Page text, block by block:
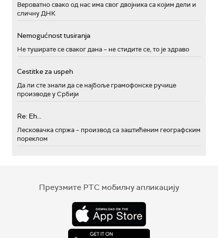
Вероватно свако од нас има свог двојника са којим дели и
сличну ДНК
Nemogućnost tusiranja
Не туширате се сваког дана – не стидите се, то је здраво
Cestitke za uspeh
Да ли сте знали да се најбоље грамофонске ручице
производе у Србији
Re: Eh...
Лесковачка спржа – производ са заштићеним географским
пореклом
Преузмите РТС мобилну апликацију